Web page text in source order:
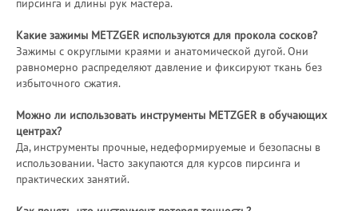
пирсинга и длины рук мастера.
Какие зажимы METZGER используются для прокола сосков?
Зажимы с округлыми краями и анатомической дугой. Они
равномерно распределяют давление и фиксируют ткань без
избыточного сжатия.
Можно ли использовать инструменты METZGER в обучающих
центрах?
Да, инструменты прочные, недеформируемые и безопасны в
использовании. Часто закупаются для курсов пирсинга и
практических занятий.